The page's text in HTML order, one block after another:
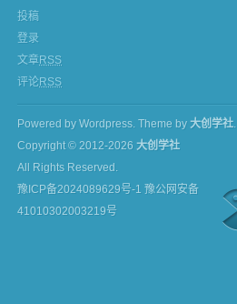
投稿
登录
文章RSS
评论RSS
Powered by Wordpress. Theme by 大创学社.
Copyright © 2012-2026 大创学社
All Rights Reserved.
豫ICP备2024089629号-1 豫公网安备
41010302003219号